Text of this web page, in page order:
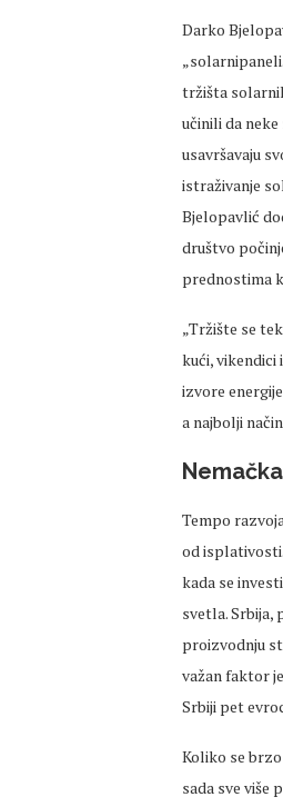
Darko
tržišta
učinili da
usavršavaju
istraživanje
Bjelopavlić
društvo
prednostima
„Tržište se
kući, vikendici
izvore
a najbolji
Tempo
od
kada se
svetla. Srbija,
proizvodnju
važan faktor
Srbiji pet
Koliko se
sada sve više